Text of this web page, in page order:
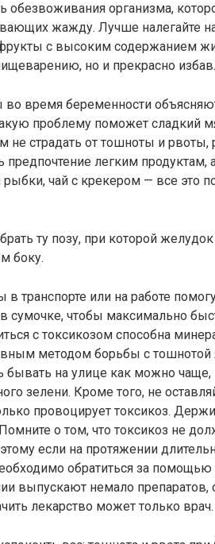
обезвоживания организма,
жажду. Лучше налегайте
с высоким содержанием
но и прекрасно
время беременности
проблему поможет сладкий
не страдать от тошноты и рвоты,
предпочтение легким
чай с крекером — все это
ту позу, при которой
боку.
транспорте или на работе
сумочке, чтобы максимально
с токсикозом способна
методом борьбы с тошнотой
бывать на улице как можно чаще,
зелени. Кроме того, не
провоцирует токсикоз.
о том, что токсикоз не
если на протяжении
обратиться за помощью
выпускают немало препаратов,
лекарство может только врач.